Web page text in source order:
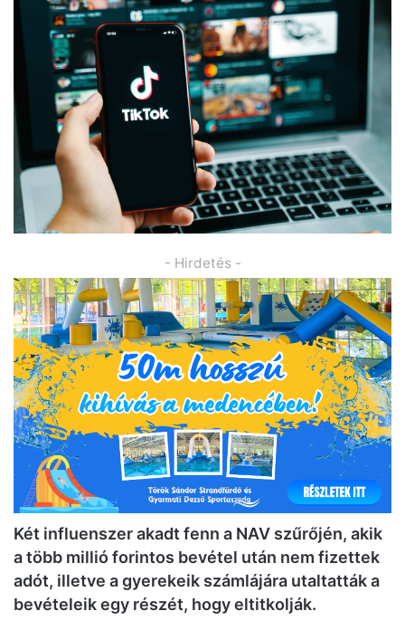
- Hirdetés -
Két influenszer akadt fenn a NAV szűrőjén, akik
a több millió forintos bevétel után nem fizettek
adót, illetve a gyerekeik számlájára utaltatták a
bevételeik egy részét, hogy eltitkolják.